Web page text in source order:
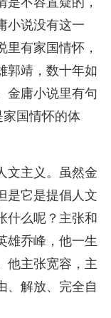
小说没有这一
有家国情怀，
郭靖，数十年如
金庸小说里有句
家国情怀的体
文主义。虽然金
是它是提倡人文
什么呢？主张和
雄乔峰，他一生
他主张宽容，主
、解放、完全自